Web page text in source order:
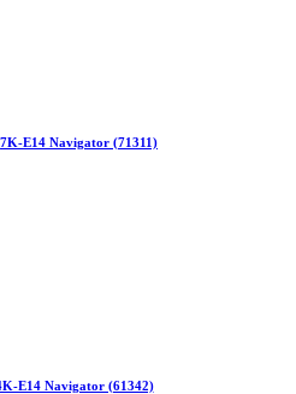
E14 Navigator (71311)
E14 Navigator (61342)